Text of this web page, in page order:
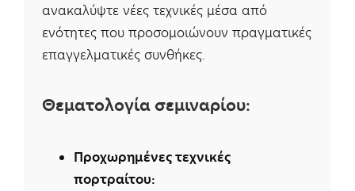
ανακαλύψτε νέες τεχνικές μέσα από
ενότητες που προσομοιώνουν πραγματικές
επαγγελματικές συνθήκες.
Θεματολογία σεμιναρίου:
Προχωρημένες τεχνικές
πορτραίτου: